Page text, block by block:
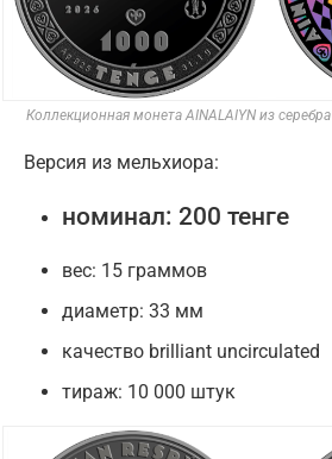
Коллекционная монета AINALAIYN из серебра
Версия из мельхиора:
номинал: 200 тенге
вес: 15 граммов
диаметр: 33 мм
качество brilliant uncirculated
тираж: 10 000 штук